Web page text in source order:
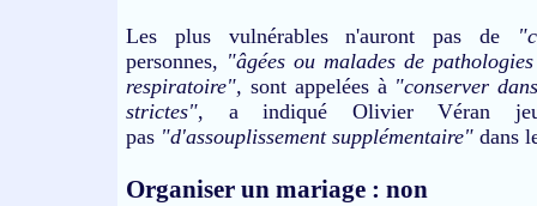
Les plus vulnérables n'auront pas de
personnes, "âgées ou malades de
respiratoire", sont appelées à "conserver
strictes", a indiqué Olivier Véran
pas "d'assouplissement supplémentaire" dans
Organiser un mariage : non